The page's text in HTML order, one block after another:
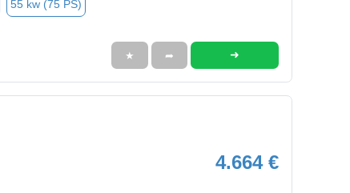
55 kw (75 PS)
★ ➦ ➜
4.664 €